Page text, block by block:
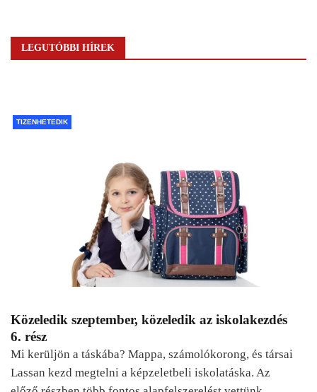
LEGUTÓBBI HÍREK
TIZENHETEDIK
Közeledik szeptember, közeledik az iskolakezdés
6. rész
Mi kerüljön a táskába? Mappa, számolókorong, és társai
Lassan kezd megtelni a képzeletbeli iskolatáska. Az